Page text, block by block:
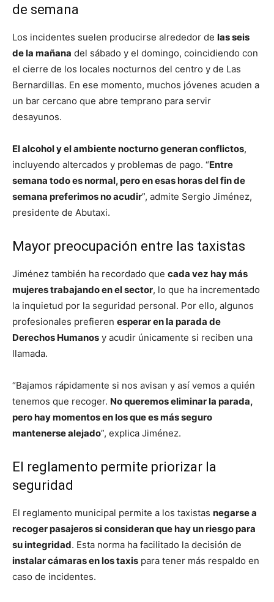
de semana
Los incidentes suelen producirse alrededor de las seis
de la mañana del sábado y el domingo, coincidiendo con
el cierre de los locales nocturnos del centro y de Las
Bernardillas. En ese momento, muchos jóvenes acuden a
un bar cercano que abre temprano para servir
desayunos.
El alcohol y el ambiente nocturno generan conflictos,
incluyendo altercados y problemas de pago. “Entre
semana todo es normal, pero en esas horas del fin de
semana preferimos no acudir”, admite Sergio Jiménez,
presidente de Abutaxi.
Mayor preocupación entre las taxistas
Jiménez también ha recordado que cada vez hay más
mujeres trabajando en el sector, lo que ha incrementado
la inquietud por la seguridad personal. Por ello, algunos
profesionales prefieren esperar en la parada de
Derechos Humanos y acudir únicamente si reciben una
llamada.
“Bajamos rápidamente si nos avisan y así vemos a quién
tenemos que recoger. No queremos eliminar la parada,
pero hay momentos en los que es más seguro
mantenerse alejado”, explica Jiménez.
El reglamento permite priorizar la
seguridad
El reglamento municipal permite a los taxistas negarse a
recoger pasajeros si consideran que hay un riesgo para
su integridad. Esta norma ha facilitado la decisión de
instalar cámaras en los taxis para tener más respaldo en
caso de incidentes.